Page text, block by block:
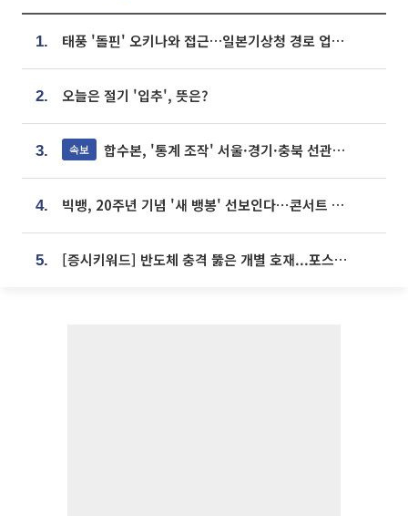
1. 태풍 '돌핀' 오키나와 접근…일본기상청 경로 업데이트
2. 오늘은 절기 '입추', 뜻은?
3. 속보 합수본, '통계 조작' 서울·경기·충북 선관위 등 추가 압수수색
4. 빅뱅, 20주년 기념 '새 뱅봉' 선보인다⋯콘서트 앞두고 팝업 개최
5. [증시키워드] 반도체 충격 뚫은 개별 호재...포스코퓨처엠·에코프로·한화솔루션 '눈길'